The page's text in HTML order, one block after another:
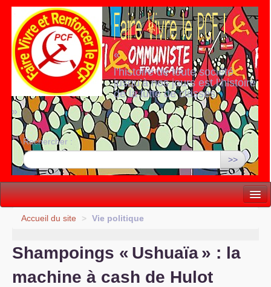
«
l’histoire de toute société
jusqu’à nos jours est l’histoire
de la lutte de classes
»
Rechercher :
>>
Vie politique
Internationale
Accueil du site > Vie politique
Shampoings « Ushuaïa» : la
machine à cash de Hulot